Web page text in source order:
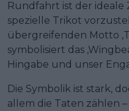
Rundfahrt ist der ideale
spezielle Trikot
übergreifenden Motto
symbolisiert das
Hingabe und unser
Die Symbolik ist stark,
allem die Taten zählen